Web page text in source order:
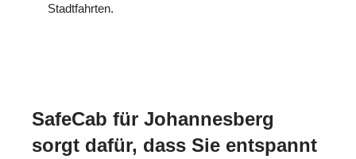
Stadtfahrten.
SafeCab für Johannesberg
sorgt dafür, dass Sie entspannt